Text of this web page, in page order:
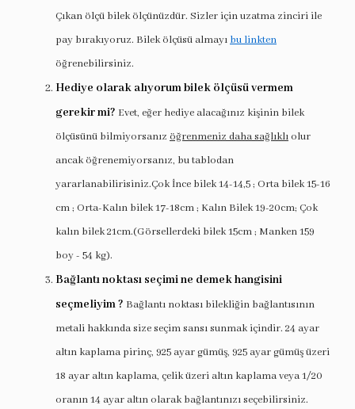
Çıkan ölçü bilek ölçünüzdür. Sizler için uzatma zinciri ile
pay bırakıyoruz. Bilek ölçüsü almayı bu linkten
öğrenebilirsiniz.
Hediye olarak alıyorum bilek ölçüsü vermem
gerekir mi? Evet, eğer hediye alacağınız kişinin bilek
ölçüsünü bilmiyorsanız öğrenmeniz daha sağlıklı olur
ancak öğrenemiyorsanız, bu tablodan
yararlanabilirisiniz.Çok İnce bilek 14-14,5 ; Orta bilek 15-16
cm ; Orta-Kalın bilek 17-18cm ; Kalın Bilek 19-20cm; Çok
kalın bilek 21cm.(Görsellerdeki bilek 15cm ; Manken 159
boy - 54 kg).
Bağlantı noktası seçimi ne demek hangisini
seçmeliyim ? Bağlantı noktası bilekliğin bağlantısının
metali hakkında size seçim sansı sunmak içindir. 24 ayar
altın kaplama pirinç, 925 ayar gümüş, 925 ayar gümüş üzeri
18 ayar altın kaplama, çelik üzeri altın kaplama veya 1/20
oranın 14 ayar altın olarak bağlantınızı seçebilirsiniz.